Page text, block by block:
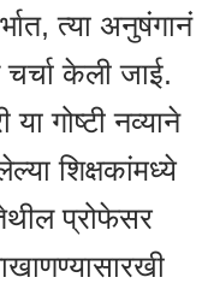
त्या अनुषंगानं
केली जाई.
गोष्टी नव्याने
शिक्षकांमध्ये
प्रोफेसर